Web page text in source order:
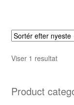
Viser 1 resultat
Product